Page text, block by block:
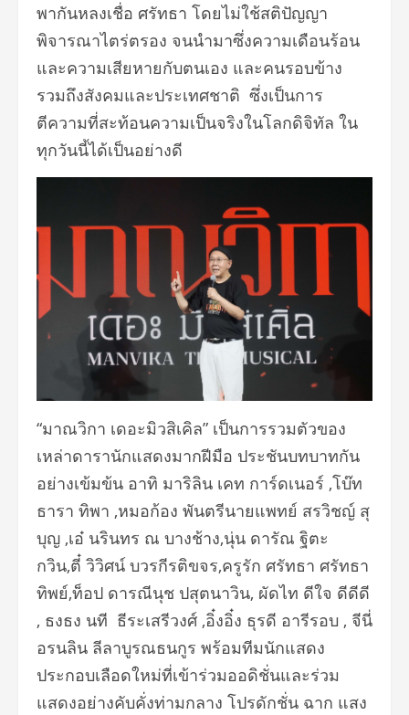
พากันหลงเชื่อ ศรัทธา โดยไม่ใช้สติปัญญา
พิจารณาไตร่ตรอง จนนำมาซึ่งความเดือนร้อน
และความเสียหายกับตนเอง และคนรอบข้าง
รวมถึงสังคมและประเทศชาติ ซึ่งเป็นการ
ตีความที่สะท้อนความเป็นจริงในโลกดิจิทัล ใน
ทุกวันนี้ได้เป็นอย่างดี
“มาณวิกา เดอะมิวสิเคิล” เป็นการรวมตัวของ
เหล่าดารานักแสดงมากฝีมือ ประชันบทบาทกัน
อย่างเข้มข้น อาทิ มาริลิน เคท การ์ดเนอร์ ,โบ๊ท
ธารา ทิพา ,หมอก้อง พันตรีนายแพทย์ สรวิชญ์ สุ
บุญ ,เอ๋ นรินทร ณ บางช้าง,นุ่น ดารัณ ฐิตะ
กวิน,ตี๋ วิวิศน์ บวรกีรติขจร,ครูรัก ศรัทธา ศรัทธา
ทิพย์,ท็อป ดารณีนุช ปสุตนาวิน, ผัดไท ดีใจ ดีดีดี
, ธงธง นที ธีระเสรีวงศ์ ,อิ๋งอิ๋ง ธุรดี อารีรอบ , จีนี่
อรนลิน ลีลาบูรณธนกูร พร้อมทีมนักแสดง
ประกอบเลือดใหม่ที่เข้าร่วมออดิชั่นและร่วม
แสดงอย่างคับคั่งท่ามกลาง โปรดักชั่น ฉาก แสง